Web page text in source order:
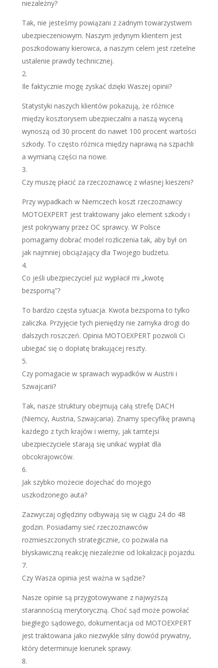
niezależny?
Tak, nie jesteśmy powiązani z żadnym towarzystwem
ubezpieczeniowym. Naszym jedynym klientem jest
poszkodowany kierowca, a naszym celem jest rzetelne
ustalenie prawdy technicznej.
Ile faktycznie mogę zyskać dzięki Waszej opinii?
Statystyki naszych klientów pokazują, że różnice
między kosztorysem ubezpieczalni a naszą wyceną
wynoszą od 30 procent do nawet 100 procent wartości
szkody. To często różnica między naprawą na szpachli
a wymianą części na nowe.
Czy muszę płacić za rzeczoznawcę z własnej kieszeni?
Przy wypadkach w Niemczech koszt rzeczoznawcy
MOTOEXPERT jest traktowany jako element szkody i
jest pokrywany przez OC sprawcy. W Polsce
pomagamy dobrać model rozliczenia tak, aby był on
jak najmniej obciążający dla Twojego budżetu.
Co jeśli ubezpieczyciel już wypłacił mi „kwotę
bezsporną”?
To bardzo częsta sytuacja. Kwota bezsporna to tylko
zaliczka. Przyjęcie tych pieniędzy nie zamyka drogi do
dalszych roszczeń. Opinia MOTOEXPERT pozwoli Ci
ubiegać się o dopłatę brakującej reszty.
Czy pomagacie w sprawach wypadków w Austrii i
Szwajcarii?
Tak, nasze struktury obejmują całą strefę DACH
(Niemcy, Austria, Szwajcaria). Znamy specyfikę prawną
każdego z tych krajów i wiemy, jak tamtejsi
ubezpieczyciele starają się unikać wypłat dla
obcokrajowców.
Jak szybko możecie dojechać do mojego
uszkodzonego auta?
Zazwyczaj oględziny odbywają się w ciągu 24 do 48
godzin. Posiadamy sieć rzeczoznawców
rozmieszczonych strategicznie, co pozwala na
błyskawiczną reakcję niezależnie od lokalizacji pojazdu.
Czy Wasza opinia jest ważna w sądzie?
Nasze opinie są przygotowywane z najwyższą
starannością merytoryczną. Choć sąd może powołać
biegłego sądowego, dokumentacja od MOTOEXPERT
jest traktowana jako niezwykle silny dowód prywatny,
który determinuje kierunek sprawy.